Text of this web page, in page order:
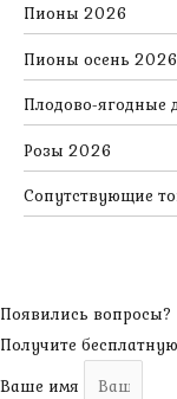
Пионы 2026
Пионы осень 2026
Плодово-ягодные
Розы 2026
Сопутствующие
Появились вопросы?
Получите
Ваше имя